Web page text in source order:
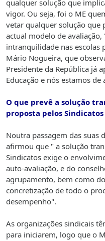
qualquer solução que
vigor. Ou seja, foi o ME
vetar qualquer solução que
actual modelo de
intranquilidade nas escolas
Mário Nogueira, que
Presidente da República já
Educação e nós estamos
O que prevê a solução
proposta pelos Sindicatos
Noutra passagem das suas
afirmou que " a solução
Sindicatos exige o
auto-avaliação, e do
agrupamento, bem como
concretização de todo o
desempenho".
As organizações sindicais
para iniciarem, logo que o